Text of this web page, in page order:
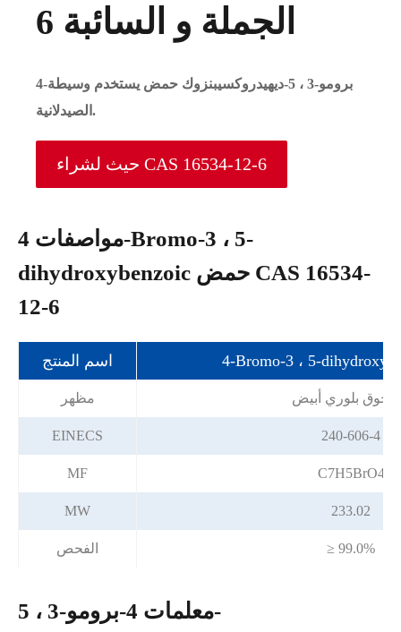
6 الجملة و السائبة
4-برومو-3 ، 5-ديهيدروكسيبنزوك حمض يستخدم وسيطة
الصيدلانية.
حيث لشراء CAS 16534-12-6
مواصفات 4-Bromo-3 ، 5-
dihydroxybenzoic حمض CAS 16534-
12-6
اسم المنتج
مظهر بلوري أبيض
EINECS 240-606-4
MF C7H5BrO4
MW 233.02
الفحص ≥ 99.0%
معلمات 4-برومو-3 ، 5-